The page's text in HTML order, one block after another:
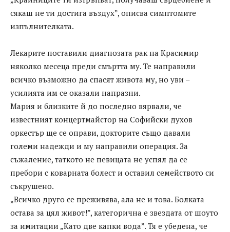
сякаш не ти достига въздух”, описва симптомите
изпълнителката.
Лекарите поставили диагнозата рак на Красимир
няколко месеца преди смъртта му. Те направили
всичко възможно да спасят живота му, но уви –
усилията им се оказали напразни.
Мария и близките й до последно вярвали, че
известният концертмайстор на Софийски духов
оркестър ще се оправи, докторите също давали
големи надежди и му направили операция. За
съжаление, таткото не певицата не успял да се
пребори с коварната болест и оставил семейството си
съкрушено.
„Всичко друго се преживява, ала не и това. Болката
остава за цял живот!”, категорична е звездата от шоуто
за имитации „Като две капки вода”. Тя е убедена, че